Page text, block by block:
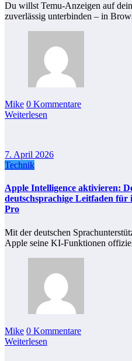
Du willst Temu‑Anzeigen auf
zuverlässig unterbinden – in
Mike 0 Kommentare
Weiterlesen
7. April 2026
Technik
Apple Intelligence aktivieren:
deutschsprachige Leitfaden
Pro
Mit der deutschen
Apple seine KI-Funktionen
Mike 0 Kommentare
Weiterlesen